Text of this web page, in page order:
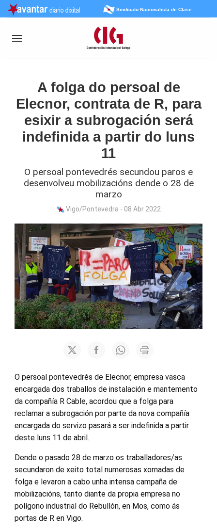
Sindicato Nacionalista de Clase
A folga do persoal de
Elecnor, contrata de R, para
esixir a subrogación será
indefinida a partir do luns
11
O persoal pontevedrés secundou paros e
desenvolveu mobilizacións dende o 28 de
marzo
Vigo/Pontevedra - 08 Abr 2022
O persoal pontevedrés de Elecnor, empresa vasca
encargada dos traballos de instalación e mantemento
da compañía R Cable, acordou que a folga para
reclamar a subrogación por parte da nova compañía
encargada do servizo pasará a ser indefinida a partir
deste luns 11 de abril.
Dende o pasado 28 de marzo os traballadores/as
secundaron de xeito total numerosas xornadas de
folga e levaron a cabo unha intensa campaña de
mobilizacións, tanto diante da propia empresa no
polígono industrial do Rebullón, en Mos, como ás
portas de R en Vigo.